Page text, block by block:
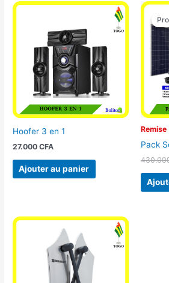
Hoofer 3 en 1
27.000CFA
Ajouter au panier
Remise
Pack